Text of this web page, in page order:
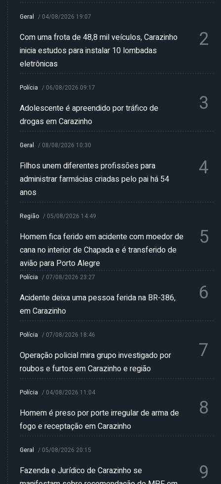
Geral / 04/08/2026 19:07
Com uma frota de 48,8 mil veículos, Carazinho
inicia estudos para instalar 10 lombadas
eletrônicas
2
Polícia / 06/08/2026 09:17
Adolescente é apreendido por tráfico de
drogas em Carazinho
3
Geral / 08/08/2026 10:30
Filhos unem diferentes profissões para
administrar farmácias criadas pelo pai há 54
anos
4
Região / 05/08/2026 14:49
Homem fica ferido em acidente com moedor de
cana no interior de Chapada e é transferido de
avião para Porto Alegre
5
Polícia / 07/08/2026 23:27
Acidente deixa uma pessoa ferida na BR-386,
em Carazinho
6
Polícia / 07/08/2026 18:46
Operação policial mira grupo investigado por
roubos e furtos em Carazinho e região
7
Polícia / 04/08/2026 11:04
Homem é preso por porte irregular de arma de
fogo e receptação em Carazinho
8
Geral / 05/08/2026 20:15
Fazenda e Jurídico de Carazinho se
9